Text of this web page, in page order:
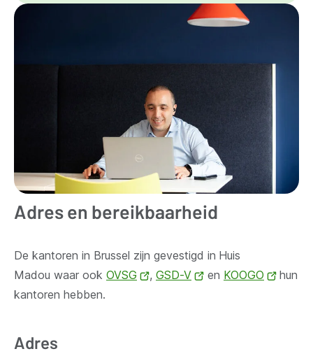
Adres en bereikbaarheid
De kantoren in Brussel zijn gevestigd in Huis
Madou waar ook OVSG
(opent
, GSD-V
(opent
en KOOGO
(opent
hun
kantoren hebben.
Adres